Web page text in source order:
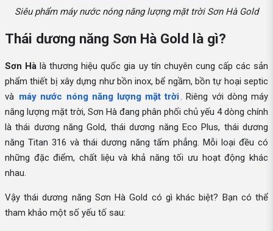
Siêu phẩm máy nước nóng năng lượng mặt trời Sơn Hà Gold
Thái dương năng Sơn Hà Gold là gì?
Sơn Hà là thương hiệu quốc gia uy tín chuyên cung cấp các sản
phẩm thiết bị xây dựng như bồn inox, bể ngầm, bồn tự hoại septic
và máy nước nóng năng lượng mặt trời. Riêng với dòng máy
năng lượng mặt trời, Sơn Hà đang phân phối chủ yếu 4 dòng chính
là thái dương năng Gold, thái dương năng Eco Plus, thái dương
năng Titan 316 và thái dương năng tấm phẳng. Mỗi loại đều có
những đặc điểm, chất liệu và khả năng tối ưu hoạt động khác
nhau.
Vậy thái dương năng Sơn Hà Gold có gì khác biệt? Bạn có thể
tham khảo một số yếu tố sau: